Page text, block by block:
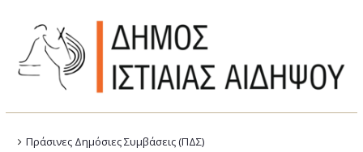
Πράσινες Δημόσιες Συμβάσεις (ΠΔΣ)